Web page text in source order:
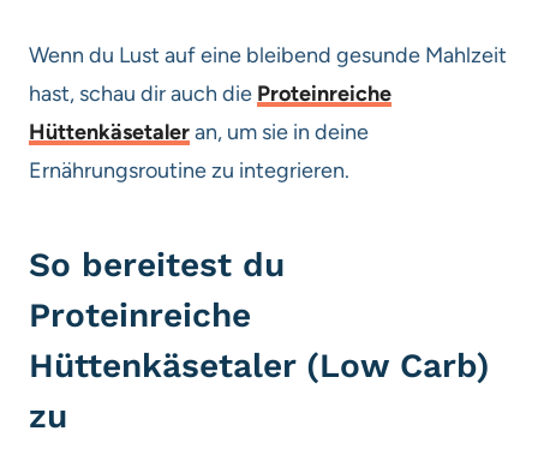
Wenn du Lust auf eine bleibend gesunde Mahlzeit
hast, schau dir auch die Proteinreiche
Hüttenkäsetaleran, um sie in deine
Ernährungsroutine zu integrieren.
So bereitest du
Proteinreiche
Hüttenkäsetaler (Low Carb)
zu